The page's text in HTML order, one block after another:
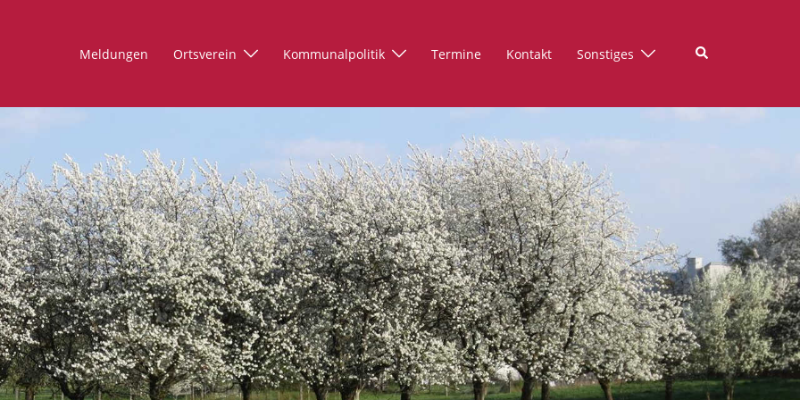
Meldungen Ortsverein Kommunalpolitik Termine Kontakt Sonstiges Suche